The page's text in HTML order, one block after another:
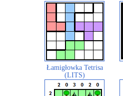
Łamigłowka Tetrisa
(LITS)